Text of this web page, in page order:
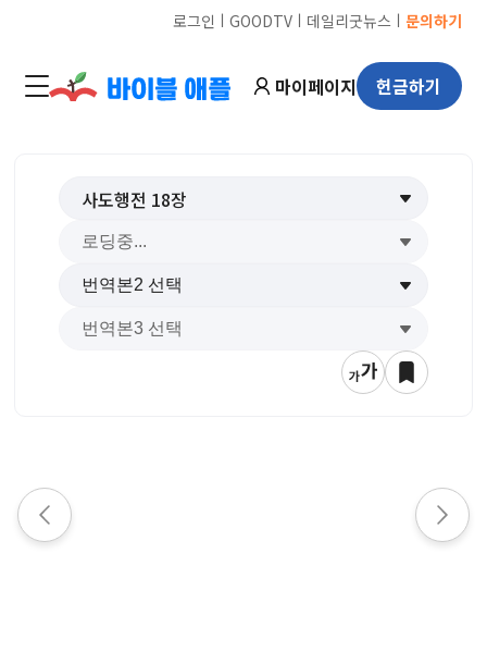
로그인 ㅣ GOODTVㅣ 데일리굿뉴스 ㅣ 문의하기
마이페이지 헌금하기
사도행전 18장